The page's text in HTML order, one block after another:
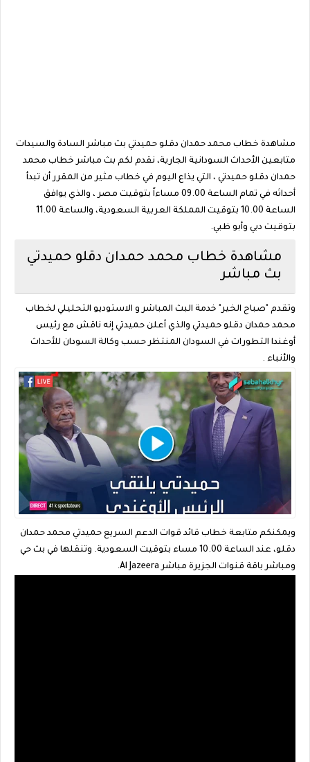
مشاهدة خطاب محمد حمدان دقلو حميدتي بث مباشر السادة والسيدات
متابعين الأحداث السودانية الجارية، نقدم لكم بث مباشر خطاب محمد
حمدان دقلو حميدتي ، التي يذاع اليوم في خطاب مثير من المقرر أن تبدأ
أحداثه في تمام الساعة 09.00 مساءاً بتوقيت مصر ، والذي يوافق
الساعة 10.00 بتوقيت المملكة العربية السعودية، والساعة 11.00
بتوقيت دبي وأبو ظبي.
مشاهدة خطاب محمد حمدان دقلو حميدتي
بث مباشر
وتقدم "صباح الخير" خدمة البث المباشر و الاستوديو التحليلي لخطاب
محمد حمدان دقلو حميدتي والذي أعلن حميدتي إنه ناقش مع رئيس
أوغندا التطورات في السودان المنتظر حسب وكالة السودان للأحداث
والأنباء .
ويمكنكم متابعة خطاب قائد قوات الدعم السريع حميدتي محمد حمدان
دقلو، عند الساعة 10.00 مساء بتوقيت السعودية. وتنقلها في بث حي
ومباشر باقة قنوات الجزيرة مباشر Al Jazeera.